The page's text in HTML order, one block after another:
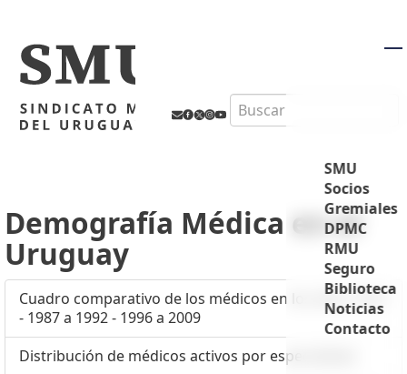
Search
SMU
Socios
Gremiales
DPMC
RMU
Seguro
Biblioteca
Noticias
Contacto
Demografía Médica en el
Uruguay
Cuadro comparativo de los médicos en los años 1974
- 1987 a 1992 - 1996 a 2009
Distribución de médicos activos por especialidad